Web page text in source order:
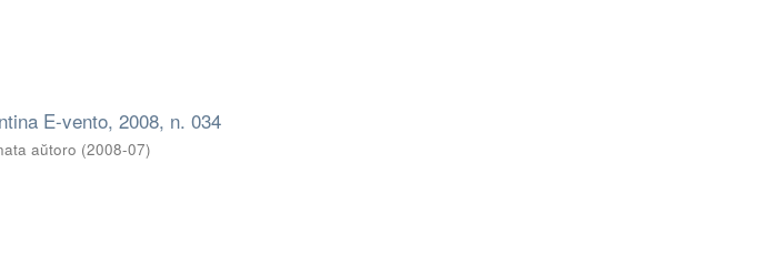
E-vento, 2008, n. 034
aŭtoro (2008-07)